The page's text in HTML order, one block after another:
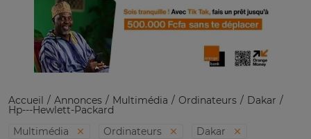
Accueil Annonces Multimédia Ordinateurs Dakar
Hp---Hewlett-Packard
Multimédia
Ordinateurs
Dakar